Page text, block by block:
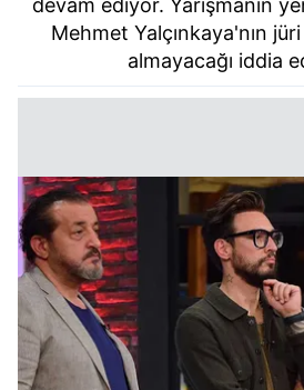
devam ediyor. Yarışmanın
Mehmet Yalçınkaya'nın
almayacağı iddia